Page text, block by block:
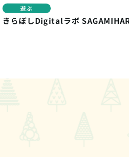
遊ぶ
きらぼしDigitalラボ SAGAMIHARA